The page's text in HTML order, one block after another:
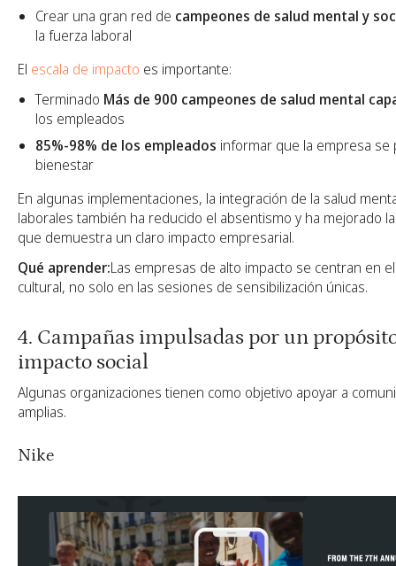
Crear una gran red de campeones de salud mental y
la fuerza laboral
El escala de impacto es importante:
Terminado Más de 900 campeones de salud mental
los empleados
85%-98% de los empleados informar que la empresa
bienestar
En algunas implementaciones, la integración de la salud
laborales también ha reducido el absentismo y ha mejorado
que demuestra un claro impacto empresarial.
Qué aprender:Las empresas de alto impacto se centran en
cultural, no solo en las sesiones de sensibilización únicas.
4. Campañas impulsadas por un
impacto social
Algunas organizaciones tienen como objetivo apoyar a
amplias.
Nike